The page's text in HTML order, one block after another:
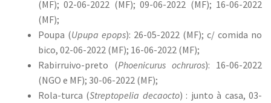
(MF); 02-06-2022 (MF); 09-06-2022 (MF); 16-06-2022
(MF);
Poupa (Upupa epops): 26-05-2022 (MF); c/ comida no
bico, 02-06-2022 (MF); 16-06-2022 (MF);
Rabirruivo-preto (Phoenicurus ochruros): 16-06-2022
(NGO e MF); 30-06-2022 (MF);
Rola-turca (Streptopelia decaocto) : junto à casa, 03-